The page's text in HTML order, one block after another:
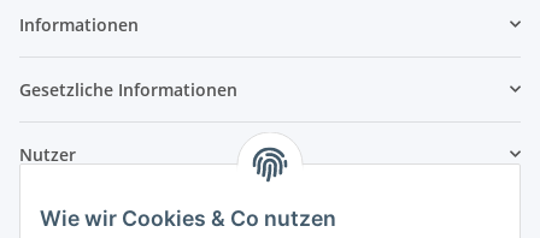
Wie wir Cookies & Co nutzen
Informationen
Gesetzliche Informationen
Nutzer